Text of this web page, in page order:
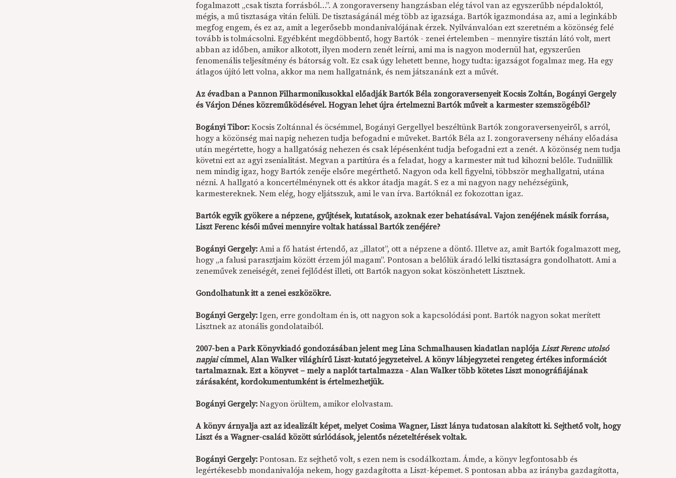
fogalmazott „csak tiszta forrásból…”. A zongoraverseny hangzásban elég távol van az egyszerűbb népdaloktól,
mégis, a mű tisztasága vitán felüli. De tisztaságánál még több az igazsága. Bartók igazmondása az, ami a leginkább
megfog engem, és ez az, amit a legerősebb mondanivalójának érzek. Nyilvánvalóan ezt szeretném a közönség felé
tovább is tolmácsolni. Egyébként megdöbbentő, hogy Bartók - zenei értelemben – mennyire tisztán látó volt, mert
abban az időben, amikor alkotott, ilyen modern zenét leírni, ami ma is nagyon modernül hat, egyszerűen
fenomenális teljesítmény és bátorság volt. Ez csak úgy lehetett benne, hogy tudta: igazságot fogalmaz meg. Ha egy
átlagos újító lett volna, akkor ma nem hallgatnánk, és nem játszanánk ezt a művét.
Az évadban a Pannon Filharmonikusokkal előadják Bartók Béla zongoraversenyeit Kocsis Zoltán, Bogányi Gergely
és Várjon Dénes közreműködésével. Hogyan lehet újra értelmezni Bartók műveit a karmester szemszögéből?
Bogányi Tibor:Kocsis Zoltánnal és öcsémmel, Bogányi Gergellyel beszéltünk Bartók zongoraversenyeiről, s arról,
hogy a közönség mai napig nehezen tudja befogadni e műveket. Bartók Béla az I. zongoraverseny néhány előadása
után megértette, hogy a hallgatóság nehezen és csak lépésenként tudja befogadni ezt a zenét. A közönség nem tudja
követni ezt az agyi zsenialitást. Megvan a partitúra és a feladat, hogy a karmester mit tud kihozni belőle. Tudniillik
nem mindig igaz, hogy Bartók zenéje elsőre megérthető. Nagyon oda kell figyelni, többször meghallgatni, utána
nézni. A hallgató a koncertélménynek ott és akkor átadja magát. S ez a mi nagyon nagy nehézségünk,
karmestereknek. Nem elég, hogy eljátsszuk, ami le van írva. Bartóknál ez fokozottan igaz.
Bartók egyik gyökere a népzene, gyűjtések, kutatások, azoknak ezer behatásával. Vajon zenéjének másik forrása,
Liszt Ferenc késői művei mennyire voltak hatással Bartók zenéjére?
Bogányi Gergely:Ami a fő hatást értendő, az „illatot”, ott a népzene a döntő. Illetve az, amit Bartók fogalmazott meg,
hogy „a falusi parasztjaim között érzem jól magam”. Pontosan a belőlük áradó lelki tisztaságra gondolhatott. Ami a
zeneművek zeneiségét, zenei fejlődést illeti, ott Bartók nagyon sokat köszönhetett Lisztnek.
Gondolhatunk itt a zenei eszközökre.
Bogányi Gergely: Igen, erre gondoltam én is, ott nagyon sok a kapcsolódási pont. Bartók nagyon sokat merített
Lisztnek az atonális gondolataiból.
2007-ben a Park Könyvkiadó gondozásában jelent meg Lina Schmalhausen kiadatlan naplójaLiszt Ferenc utolsó
napjaicímmel, Alan Walker világhírű Liszt-kutató jegyzeteivel. A könyv lábjegyzetei rengeteg értékes információt
tartalmaznak. Ezt a könyvet – mely a naplót tartalmazza - Alan Walker több kötetes Liszt monográfiájának
zárásaként, kordokumentumként is értelmezhetjük.
Bogányi Gergely:Nagyon örültem, amikor elolvastam.
A könyv árnyalja azt az idealizált képet, melyet Cosima Wagner, Liszt lánya tudatosan alakított ki. Sejthető volt, hogy
Liszt és a Wagner-család között súrlódások, jelentős nézeteltérések voltak.
Bogányi Gergely:Pontosan. Ez sejthető volt, s ezen nem is csodálkoztam. Ámde, a könyv legfontosabb és
legértékesebb mondanivalója nekem, hogy gazdagította a Liszt-képemet. S pontosan abba az irányba gazdagította,